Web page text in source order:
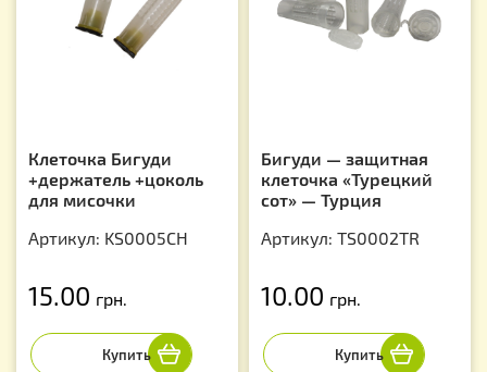
Клеточка Бигуди
+держатель +цоколь
для мисочки
Артикул: KS0005CH
15.00 грн.
Бигуди — защитная
клеточка «Турецкий
сот» — Турция
Артикул: TS0002TR
10.00 грн.